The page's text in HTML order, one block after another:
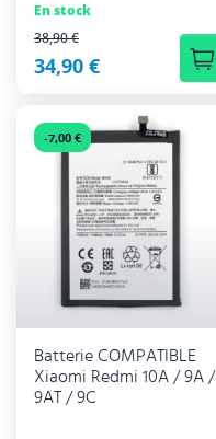
En stock
PRIX RÉGULIER
38,90 €
34,90 €
Batterie COMPATIBLE
Xiaomi Redmi 10A / 9A /
9AT / 9C
-7,00 €